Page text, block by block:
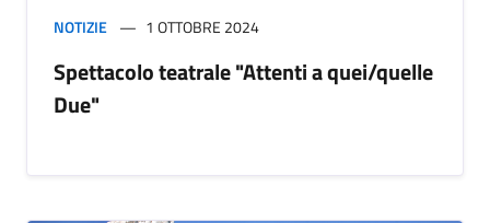
NOTIZIE 1 OTTOBRE 2024
Spettacolo teatrale "Attenti a quei/quelle
Due"